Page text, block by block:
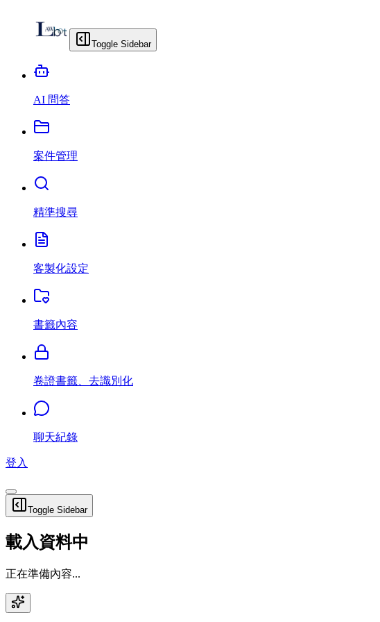
Toggle Sidebar
AI 問答
案件管理
精準搜尋
客製化設定
書籤內容
卷證書籤、去識別化
聊天紀錄
登入
Toggle Sidebar
載入資料中
正在準備內容...